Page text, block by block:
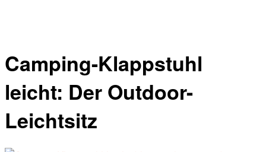
Camping-Klappstuhl
leicht: Der Outdoor-
Leichtsitz